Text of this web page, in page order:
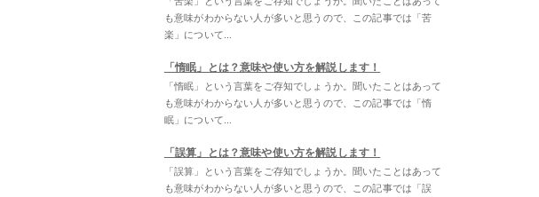
も意味がわからない人が多いと思うので、この記事では「苦
楽」について...
「惰眠」とは？意味や使い方を解説します！
「惰眠」という言葉をご存知でしょうか。聞いたことはあって
も意味がわからない人が多いと思うので、この記事では「惰
眠」について...
「誤算」とは？意味や使い方を解説します！
「誤算」という言葉をご存知でしょうか。聞いたことはあって
も意味がわからない人が多いと思うので、この記事では「誤